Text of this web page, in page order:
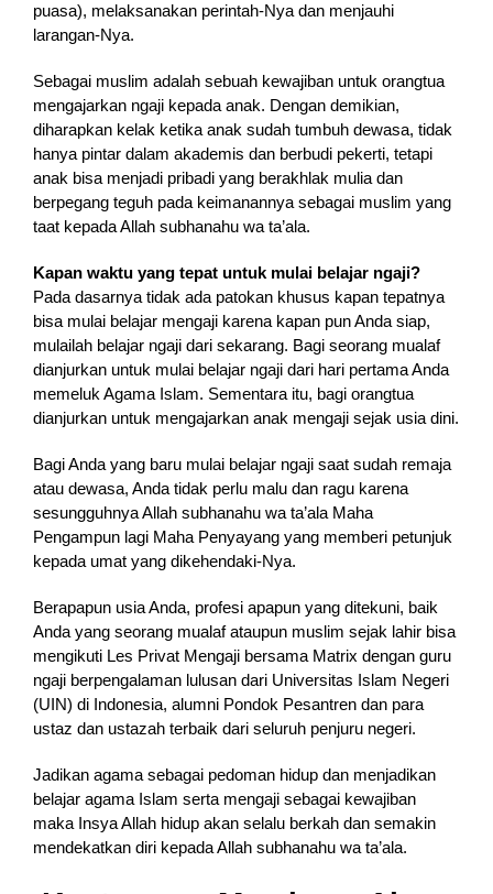
puasa), melaksanakan perintah-Nya dan menjauhi
larangan-Nya.
Sebagai muslim adalah sebuah kewajiban untuk orangtua
mengajarkan ngaji kepada anak. Dengan demikian,
diharapkan kelak ketika anak sudah tumbuh dewasa, tidak
hanya pintar dalam akademis dan berbudi pekerti, tetapi
anak bisa menjadi pribadi yang berakhlak mulia dan
berpegang teguh pada keimanannya sebagai muslim yang
taat kepada Allah subhanahu wa ta’ala.
Kapan waktu yang tepat untuk mulai belajar ngaji?
Pada dasarnya tidak ada patokan khusus kapan tepatnya
bisa mulai belajar mengaji karena kapan pun Anda siap,
mulailah belajar ngaji dari sekarang. Bagi seorang mualaf
dianjurkan untuk mulai belajar ngaji dari hari pertama Anda
memeluk Agama Islam. Sementara itu, bagi orangtua
dianjurkan untuk mengajarkan anak mengaji sejak usia dini.
Bagi Anda yang baru mulai belajar ngaji saat sudah remaja
atau dewasa, Anda tidak perlu malu dan ragu karena
sesungguhnya Allah subhanahu wa ta’ala Maha
Pengampun lagi Maha Penyayang yang memberi petunjuk
kepada umat yang dikehendaki-Nya.
Berapapun usia Anda, profesi apapun yang ditekuni, baik
Anda yang seorang mualaf ataupun muslim sejak lahir bisa
mengikuti Les Privat Mengaji bersama Matrix dengan guru
ngaji berpengalaman lulusan dari Universitas Islam Negeri
(UIN) di Indonesia, alumni Pondok Pesantren dan para
ustaz dan ustazah terbaik dari seluruh penjuru negeri.
Jadikan agama sebagai pedoman hidup dan menjadikan
belajar agama Islam serta mengaji sebagai kewajiban
maka Insya Allah hidup akan selalu berkah dan semakin
mendekatkan diri kepada Allah subhanahu wa ta’ala.